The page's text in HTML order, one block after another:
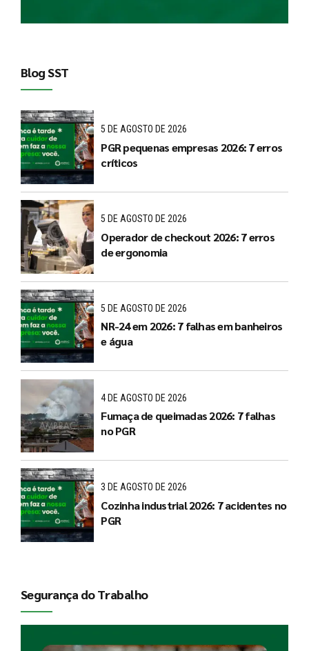
Blog SST
5 DE AGOSTO DE 2026
PGR pequenas empresas 2026: 7 erros
críticos
5 DE AGOSTO DE 2026
Operador de checkout 2026: 7 erros
de ergonomia
5 DE AGOSTO DE 2026
NR-24 em 2026: 7 falhas em banheiros
e água
4 DE AGOSTO DE 2026
Fumaça de queimadas 2026: 7 falhas
no PGR
3 DE AGOSTO DE 2026
Cozinha industrial 2026: 7 acidentes no
PGR
Segurança do Trabalho